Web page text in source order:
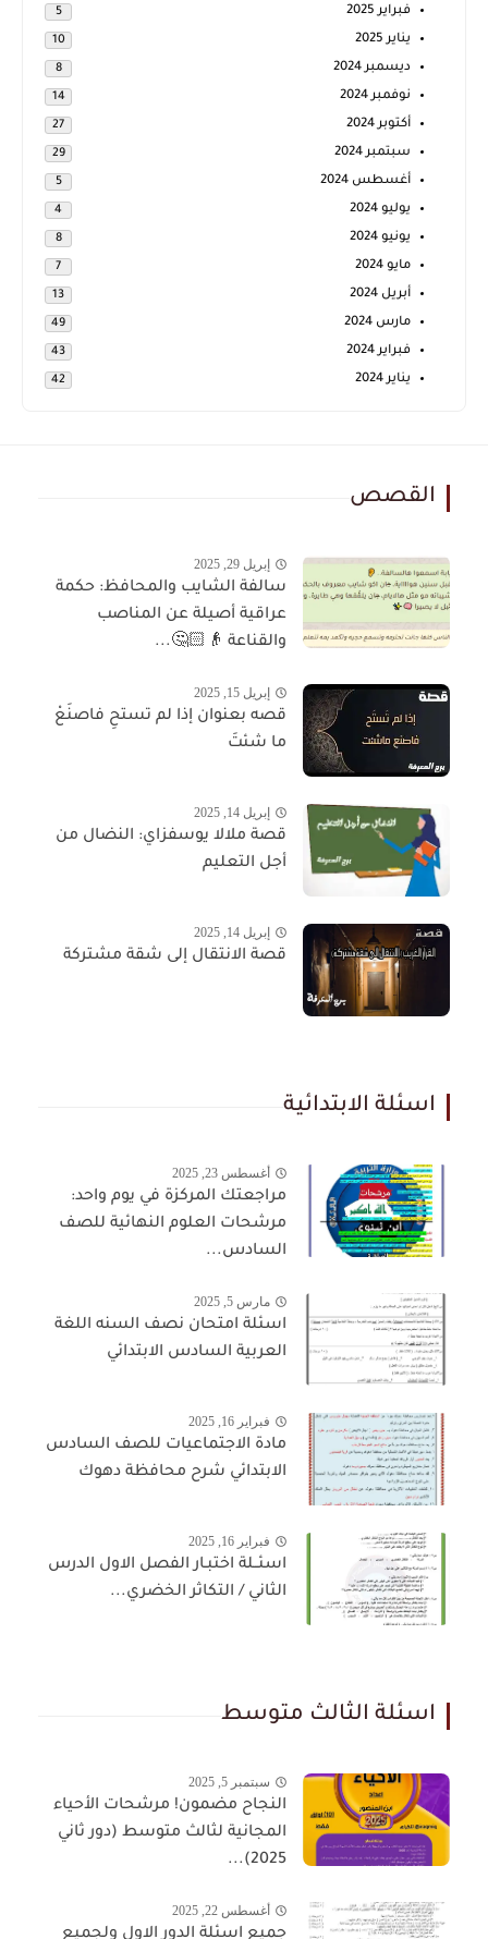
فبراير 2025 5
يناير 2025 10
ديسمبر 2024 8
نوفمبر 2024 14
أكتوبر 2024 27
سبتمبر 2024 29
أغسطس 2024 5
يوليو 2024 4
يونيو 2024 8
مايو 2024 7
أبريل 2024 13
مارس 2024 49
فبراير 2024 43
يناير 2024 42
القصص
إبريل 29, 2025
سالفة الشايب والمحافظ: حكمة
عراقية أصيلة عن المناصب
والقناعة 👴🏻🤔...
إبريل 15, 2025
قصه بعنوان إذا لم تستحِ فاصنَعْ
ما شئتَ
إبريل 14, 2025
قصة ملالا يوسفزاي: النضال من
أجل التعليم
إبريل 14, 2025
قصة الانتقال إلى شقة مشتركة
اسئلة الابتدائية
أغسطس 23, 2025
مراجعتك المركزة في يوم واحد:
مرشحات العلوم النهائية للصف
السادس...
مارس 5, 2025
اسئلة امتحان نصف السنه اللغة
العربية السادس الابتدائي
فبراير 16, 2025
مادة الاجتماعيات للصف السادس
الابتدائي شرح محافظة دهوك
فبراير 16, 2025
اسئــلة اختبـار الفصل الاول الدرس
الثاني / التكاثر الخضري...
اسئلة الثالث متوسط
سبتمبر 5, 2025
النجاح مضمون! مرشحات الأحياء
المجانية لثالث متوسط (دور ثاني
2025)...
أغسطس 22, 2025
جميع اسئلة الدور الاول ولجميع